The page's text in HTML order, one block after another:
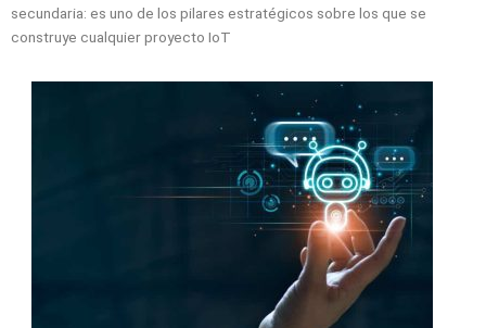
secundaria: es uno de los pilares estratégicos sobre los que se
construye cualquier proyecto IoT